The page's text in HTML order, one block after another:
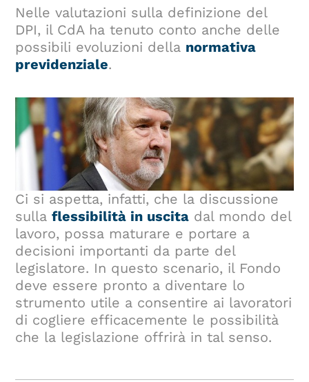
Nelle valutazioni sulla definizione del
DPI, il CdA ha tenuto conto anche delle
possibili evoluzioni della normativa
previdenziale.
Ci si aspetta, infatti, che la discussione
sullaflessibilità in uscita dal mondo del
lavoro, possa maturare e portare a
decisioni importanti da parte del
legislatore. In questo scenario, il Fondo
deve essere pronto a diventare lo
strumento utile a consentire ai lavoratori
di cogliere efficacemente le possibilità
che la legislazione offrirà in tal senso.